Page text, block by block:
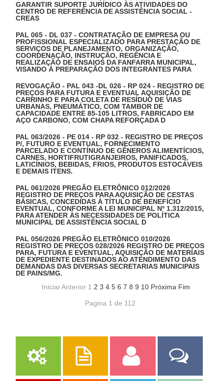
GARANTIR SUPORTE JURÍDICO ÀS ATIVIDADES DO
CENTRO DE REFERÊNCIA DE ASSISTÊNCIA SOCIAL -
CREAS
PAL 065 - DL 037 - CONTRATAÇÃO DE EMPRESA OU
PROFISSIONAL ESPECIALIZADO PARA PRESTAÇÃO DE
SERVIÇOS DE PLANEJAMENTO, ORGANIZAÇÃO,
COORDENAÇÃO, INSTRUÇÃO, REGÊNCIA E
REALIZAÇÃO DE ENSAIOS DA FANFARRA MUNICIPAL,
VISANDO À PREPARAÇÃO DOS INTEGRANTES PARA
REVOGAÇÃO - PAL 043 -DL 026 - RP 024 - REGISTRO DE
PREÇOS PARA FUTURA E EVENTUAL AQUISIÇÃO DE
CARRINHO E PARA COLETA DE RESÍDUO DE VIAS
URBANAS, PNEUMÁTICO, COM TAMBOR DE
CAPACIDADE ENTRE 85-105 LITROS, FABRICADO EM
AÇO CARBONO, COM CHAPA REFORÇADA D
PAL 063/2026 - PE 014 - RP 032 - REGISTRO DE PREÇOS
P/, FUTURO E EVENTUAL, FORNECIMENTO
PARCELADO E CONTÍNUO DE GÊNEROS ALIMENTÍCIOS,
CARNES, HORTIFRUTIGRANJEIROS, PANIFICADOS,
LATICÍNIOS, BEBIDAS, FRIOS, PRODUTOS ESTOCÁVEIS
E DEMAIS ITENS.
PAL 061/2026 PREGÃO ELETRÔNICO 012/2026
REGISTRO DE PREÇOS PARA AQUISIÇÃO DE CESTAS
BÁSICAS, CONCEDIDAS À TÍTULO DE BENEFÍCIO
EVENTUAL, CONFORME A LEI MUNICIPAL Nº 1.312/2015,
PARA ATENDER ÀS NECESSIDADES DE POLÍTICA
MUNICIPAL DE ASSISTÊNCIA SOCIAL D
PAL 056/2026 PREGÃO ELETRÔNICO 010/2026
REGISTRO DE PREÇOS 028/2026 REGISTRO DE PREÇOS
PARA, FUTURA E EVENTUAL, AQUISIÇÃO DE MATERIAIS
DE EXPEDIENTE DESTINADOS AO ATENDIMENTO DAS
DEMANDAS DAS DIVERSAS SECRETARIAS MUNICIPAIS
DE PAINS/MG.
IniciarAnterior 1 2 3 4 5 6 7 8 9 10 Próxima Fim
Pagina 1 de 112